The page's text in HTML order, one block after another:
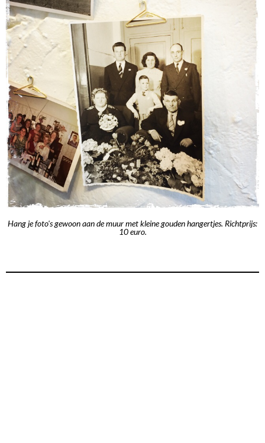
Hang je foto's gewoon aan de muur met kleine gouden hangertjes. Richtprijs:
10 euro.